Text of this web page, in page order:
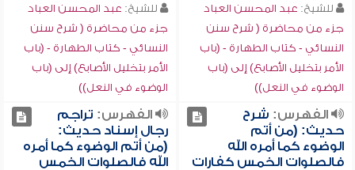
للشيخ: عبد المحسن العباد
جزء من محاضرة ( شرح سنن
النسائي - كتاب الطهارة - (باب
الأمر بتخليل الأصابع) إلى (باب
الوضوء في النعل))
للشيخ: عبد المحسن العباد
جزء من محاضرة ( شرح سنن
النسائي - كتاب الطهارة - (باب
الأمر بتخليل الأصابع) إلى (باب
الوضوء في النعل))
الفهرس: شرح
حديث: (من أتم
الوضوء كما أمره الله
فالصلوات الخمس كفارات
الفهرس: تراجم
رجال إسناد حديث:
(من أتم الوضوء كما أمره
الله فالصلوات الخمس